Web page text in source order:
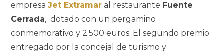
empresaJet Extramar al restaurante Fuente
Cerrada, dotado con un pergamino
conmemorativo y 2.500 euros. El segundo premio
entregado por la concejal de turismo y